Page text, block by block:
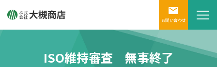
お問い合わせ
ISO維持審査 無事終了